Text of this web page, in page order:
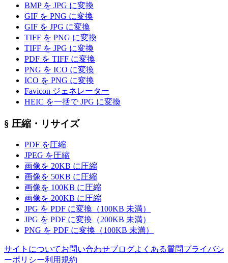
BMP を JPG に変換
GIF を PNG に変換
GIF を JPG に変換
TIFF を PNG に変換
TIFF を JPG に変換
PDF を TIFF に変換
PNG を ICO に変換
ICO を PNG に変換
Favicon ジェネレーター
HEIC を一括で JPG に変換
§ 圧縮・リサイズ
PDF を圧縮
JPEG を圧縮
画像を 20KB に圧縮
画像を 50KB に圧縮
画像を 100KB に圧縮
画像を 200KB に圧縮
JPG を PDF に変換（100KB 未満）
JPG を PDF に変換（200KB 未満）
PNG を PDF に変換（100KB 未満）
サイトについてお問い合わせブログよくある質問プライバシ
ーポリシー利用規約